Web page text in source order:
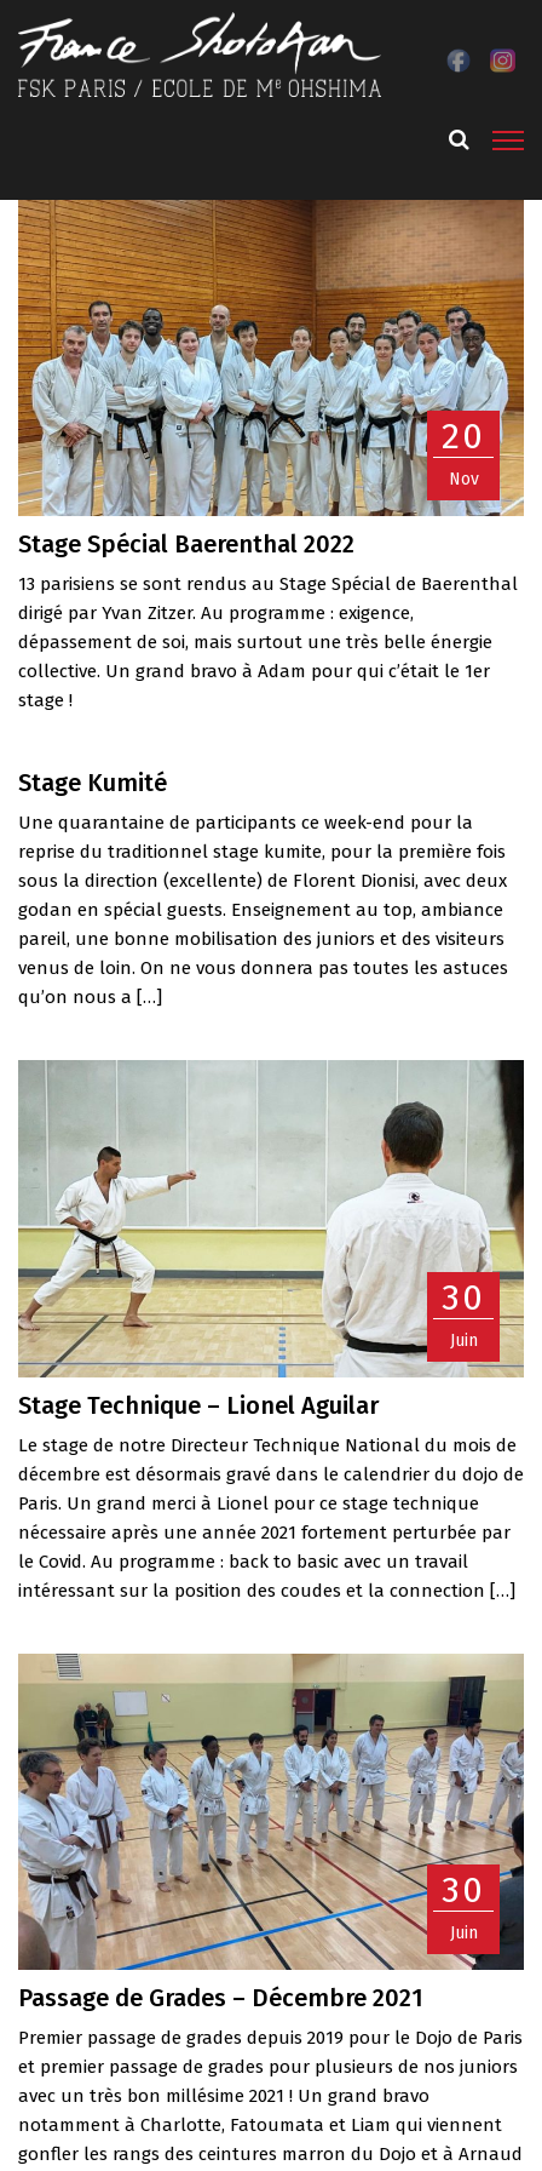
20
Nov
Stage Spécial Baerenthal 2022
13 parisiens se sont rendus au Stage Spécial de Baerenthal
dirigé par Yvan Zitzer. Au programme : exigence,
dépassement de soi, mais surtout une très belle énergie
collective. Un grand bravo à Adam pour qui c’était le 1er
stage !
Stage Kumité
Une quarantaine de participants ce week-end pour la
reprise du traditionnel stage kumite, pour la première fois
sous la direction (excellente) de Florent Dionisi, avec deux
godan en spécial guests. Enseignement au top, ambiance
pareil, une bonne mobilisation des juniors et des visiteurs
venus de loin. On ne vous donnera pas toutes les astuces
qu’on nous a […]
30
Juin
Stage Technique – Lionel Aguilar
Le stage de notre Directeur Technique National du mois de
décembre est désormais gravé dans le calendrier du dojo de
Paris. Un grand merci à Lionel pour ce stage technique
nécessaire après une année 2021 fortement perturbée par
le Covid. Au programme : back to basic avec un travail
intéressant sur la position des coudes et la connection […]
30
Juin
Passage de Grades – Décembre 2021
Premier passage de grades depuis 2019 pour le Dojo de Paris
et premier passage de grades pour plusieurs de nos juniors
avec un très bon millésime 2021 ! Un grand bravo
notamment à Charlotte, Fatoumata et Liam qui viennent
gonfler les rangs des ceintures marron du Dojo et à Arnaud